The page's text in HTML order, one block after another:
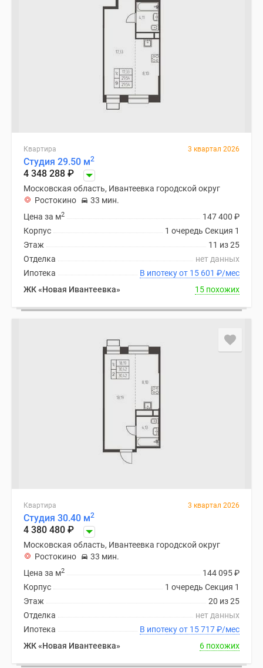
Квартира 3 квартал 2026
Студия 29.50 м2
4 348 288 ₽
Московская область, Ивантеевка городской округ
Ростокино
33 мин.
147 400 ₽
Цена за м2
1 очередь Секция 1
Корпус
11 из 25
Этаж
нет данных
Отделка
В ипотеку от 15 601 ₽/мес
Ипотека
ЖК «Новая Ивантеевка»
15 похожих
Квартира 3 квартал 2026
Студия 30.40 м2
4 380 480 ₽
Московская область, Ивантеевка городской округ
Ростокино
33 мин.
144 095₽
Цена за м2
1 очередь Секция 1
Корпус
20 из 25
Этаж
нет данных
Отделка
В ипотеку от 15 717₽/мес
Ипотека
ЖК «Новая Ивантеевка»
6 похожих